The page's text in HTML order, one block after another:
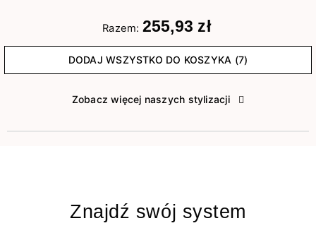
Razem: 255,93 zł
DODAJ WSZYSTKO DO KOSZYKA (7)
Zobacz więcej naszych stylizacji
Znajdź swój system